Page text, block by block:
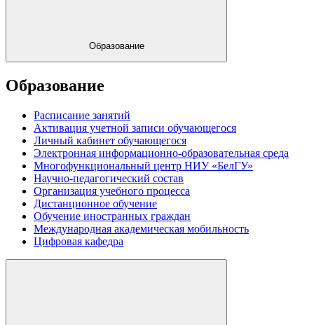
Образование
Образование
Расписание занятий
Активация учетной записи обучающегося
Личный кабинет обучающегося
Электронная информационно-образовательная среда
Многофункциональный центр НИУ «БелГУ»
Научно-педагогический состав
Организация учебного процесса
Дистанционное обучение
Обучение иностранных граждан
Международная академическая мобильность
Цифровая кафедра